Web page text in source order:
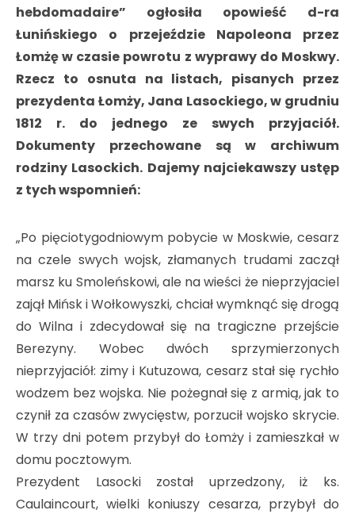
hebdomadaire” ogłosiła opowieść d-ra
Łunińskiego o przejeździe Napoleona przez
Łomżę w czasie powrotu z wyprawy do Moskwy.
Rzecz to osnuta na listach, pisanych przez
prezydenta Łomży, Jana Lasockiego, w grudniu
1812 r. do jednego ze swych przyjaciół.
Dokumenty przechowane są w archiwum
rodziny Lasockich. Dajemy najciekawszy ustęp
z tych wspomnień:
„Po pięciotygodniowym pobycie w Moskwie, cesarz
na czele swych wojsk, złamanych trudami zaczął
marsz ku Smoleńskowi, ale na wieści że nieprzyjaciel
zajął Mińsk i Wołkowyszki, chciał wymknąć się drogą
do Wilna i zdecydował się na tragiczne przejście
Berezyny. Wobec dwóch sprzymierzonych
nieprzyjaciół: zimy i Kutuzowa, cesarz stał się rychło
wodzem bez wojska. Nie pożegnał się z armią, jak to
czynił za czasów zwycięstw, porzucił wojsko skrycie.
W trzy dni potem przybył do Łomży i zamieszkał w
domu pocztowym.
Prezydent Lasocki został uprzedzony, iż ks.
Caulaincourt, wielki koniuszy cesarza, przybył do